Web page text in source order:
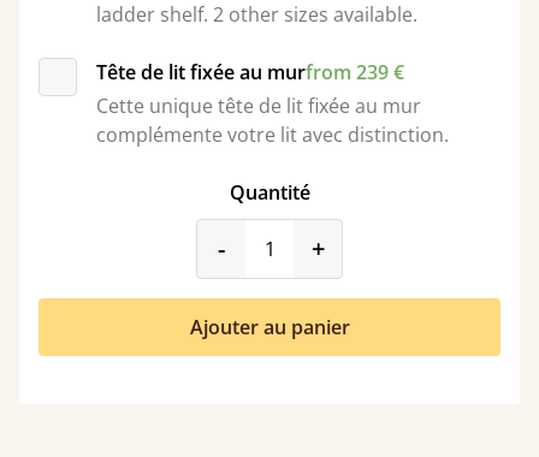
ladder shelf. 2 other sizes available.
Tête de lit fixée au murfrom 239 €
Cette unique tête de lit fixée au mur
complémente votre lit avec distinction.
Quantité
-product_form.decrease
+
Ajouter au panier